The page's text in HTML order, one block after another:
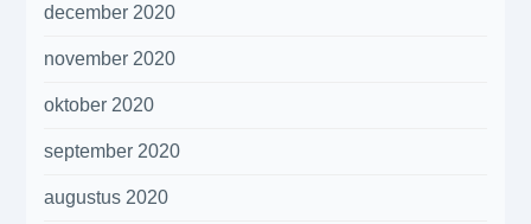
december 2020
november 2020
oktober 2020
september 2020
augustus 2020